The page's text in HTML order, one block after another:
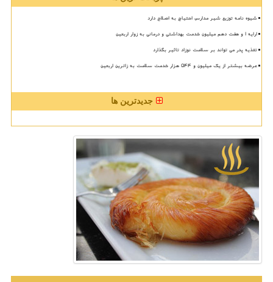
شیوه نامه توزیع شیر مدارس احتیاج به اصلاح دارد
ارایه ۱ و هفت دهم میلیون خدمت بهداشتی و درمانی به زوار اربعین
تغذیه پدر می تواند بر سلامت نوزاد تاثیر بگذارد
عرضه بیشتر از یک میلیون و ۵۴۴ هزار خدمت سلامت به زائرین اربعین
جدیدترین ها